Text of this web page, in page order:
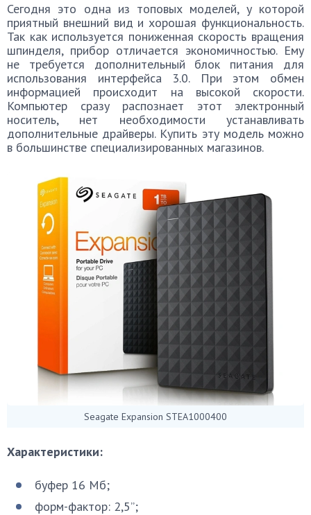
Сегодня это одна из топовых моделей, у которой
приятный внешний вид и хорошая функциональность.
Так как используется пониженная скорость вращения
шпинделя, прибор отличается экономичностью. Ему
не требуется дополнительный блок питания для
использования интерфейса 3.0. При этом обмен
информацией происходит на высокой скорости.
Компьютер сразу распознает этот электронный
носитель, нет необходимости устанавливать
дополнительные драйверы. Купить эту модель можно
в большинстве специализированных магазинов.
Seagate Expansion STEA1000400
Характеристики:
буфер 16 Мб;
форм-фактор: 2,5”;